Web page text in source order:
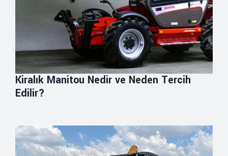
Kiralık Manitou Nedir ve Neden Tercih
Edilir?